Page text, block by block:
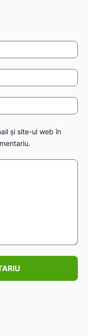
și site-ul web în